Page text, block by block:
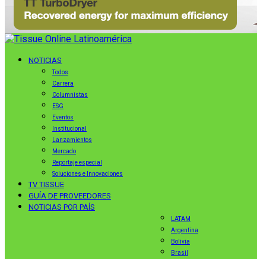
NOTICIAS
Todos
Carrera
Columnistas
ESG
Eventos
Institucional
Lanzamientos
Mercado
Reportaje especial
Soluciones e Innovaciones
TV TISSUE
GUÍA DE PROVEEDORES
NOTICIAS POR PAÍS
LATAM
Argentina
Bolivia
Brasil